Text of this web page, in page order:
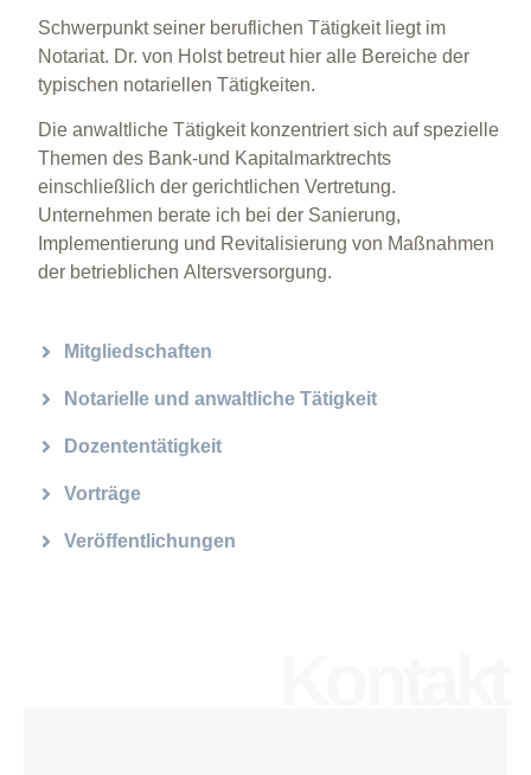
Schwerpunkt seiner beruflichen Tätigkeit liegt im
Notariat. Dr. von Holst betreut hier alle Bereiche der
typischen notariellen Tätigkeiten.
Die anwaltliche Tätigkeit konzentriert sich auf spezielle
Themen des Bank-und Kapitalmarktrechts
einschließlich der gerichtlichen Vertretung.
Unternehmen berate ich bei der Sanierung,
Implementierung und Revitalisierung von Maßnahmen
der betrieblichen Altersversorgung.
Mitgliedschaften
Notarielle und anwaltliche Tätigkeit
Dozententätigkeit
Vorträge
Veröffentlichungen